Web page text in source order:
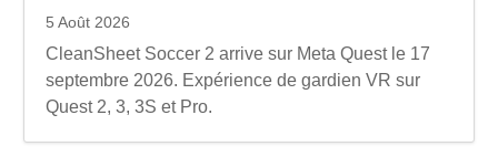
5 Août 2026
CleanSheet Soccer 2 arrive sur Meta Quest le 17
septembre 2026. Expérience de gardien VR sur
Quest 2, 3, 3S et Pro.